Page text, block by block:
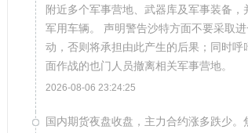
附近多个军事营地、武器库及军事装备，
军用车辆。 声明警告沙特方面不要采取
动，否则将承担由此产生的后果；同时呼
面作战的也门人员撤离相关军事营地。
2026-08-06 23:24:25
国内期货夜盘收盘，主力合约涨多跌少。